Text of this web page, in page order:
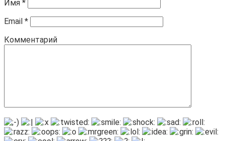
Имя *
Email *
Комментарий